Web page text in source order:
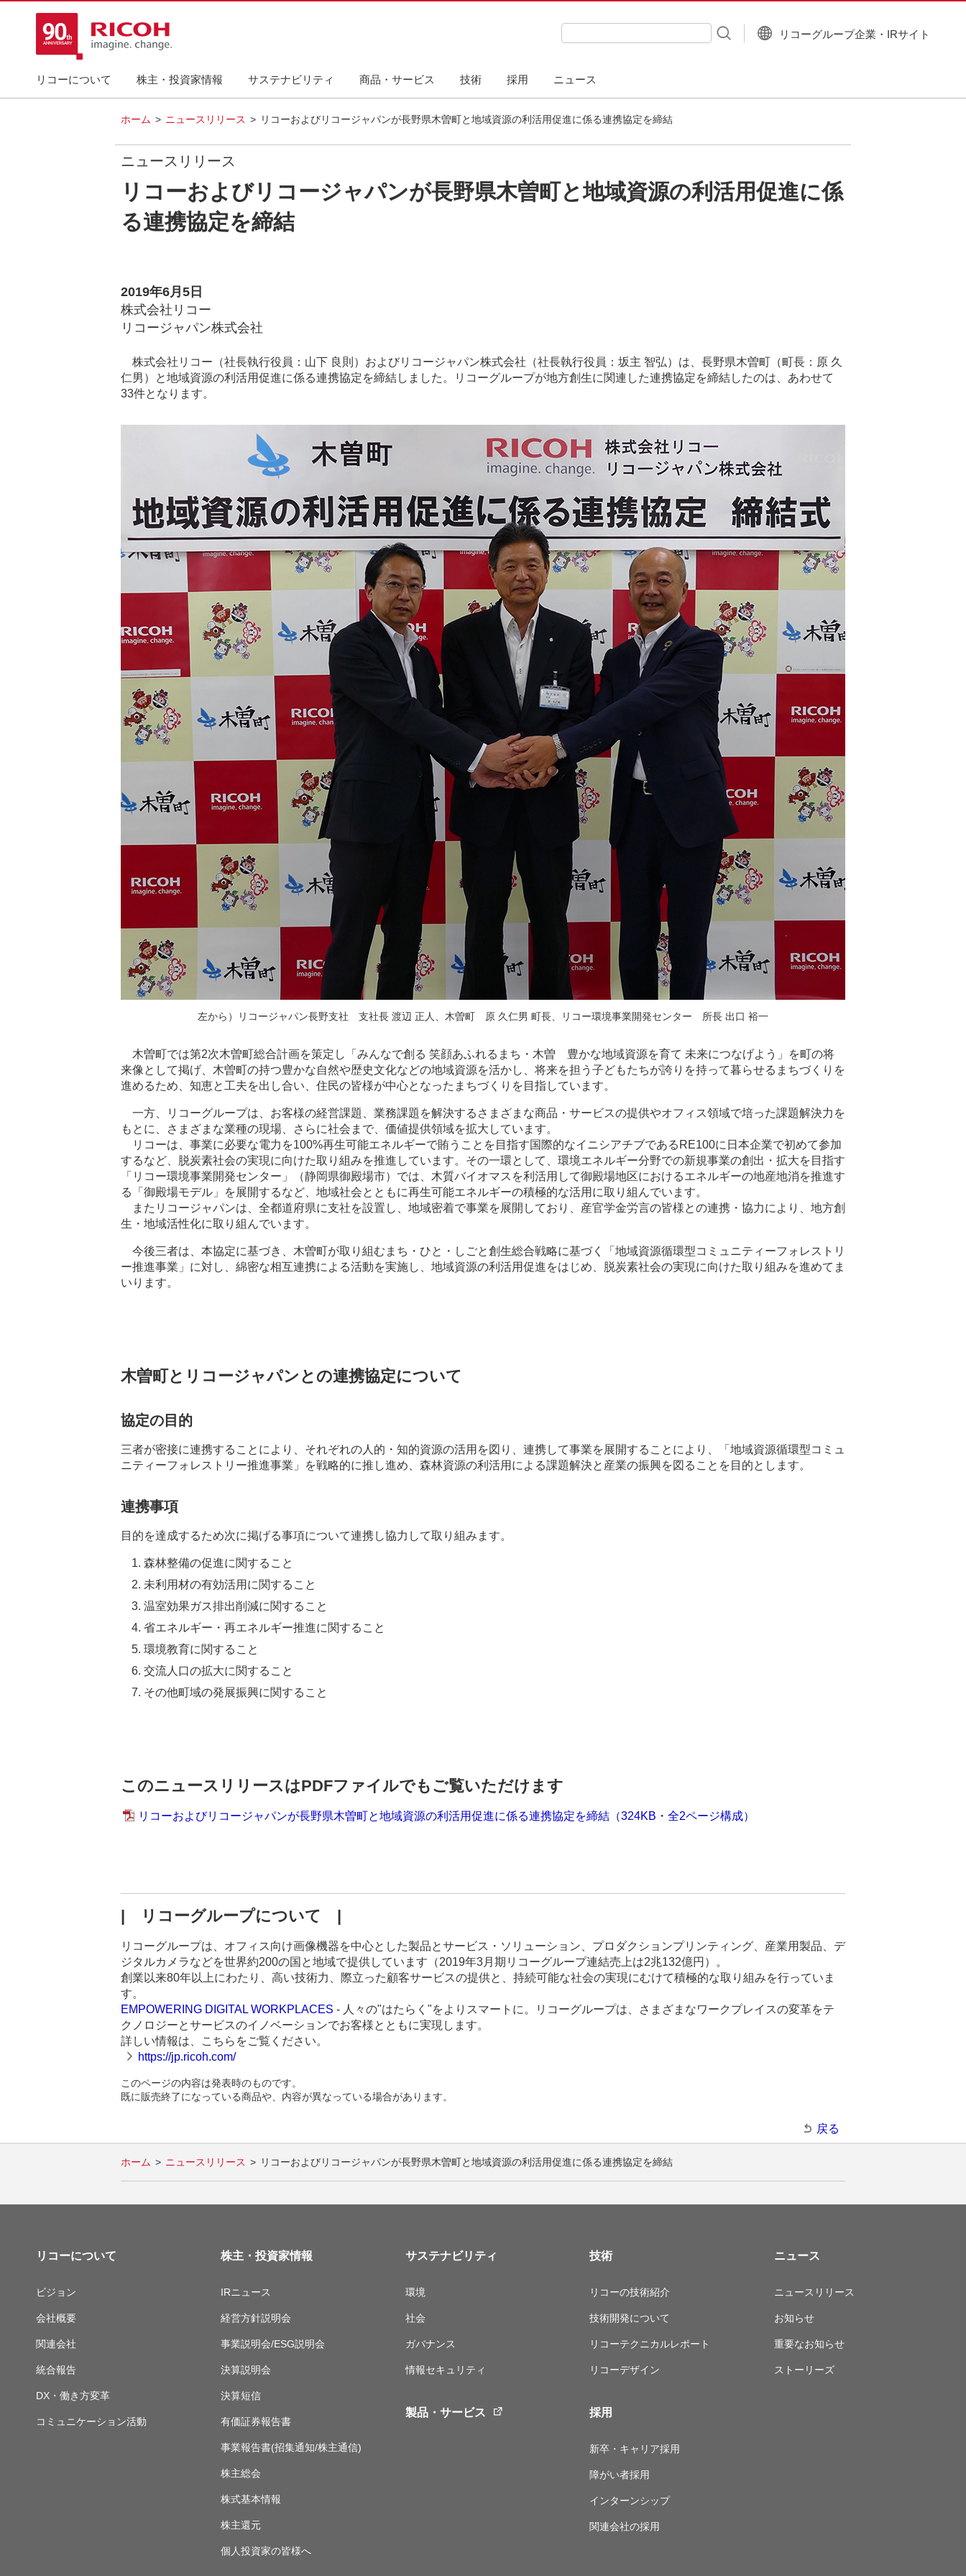
リコーについて 株主・投資家情報 サステナビリティ 商品・サービス 技術 採用 ニュース
検索キーワード入力
リコーグループ企業・IRサイト
ホーム ニュースリリース リコーおよびリコージャパンが長野県木曽町と地域資源の利活用促進に係る連携協定を締結
ニュースリリース
リコーおよびリコージャパンが長野県木曽町と地域資源の利活用促進に係
る連携協定を締結
2019年6月5日
株式会社リコー
リコージャパン株式会社
株式会社リコー（社長執行役員：山下 良則）およびリコージャパン株式会社（社長執行役員：坂主 智弘）は、長野県木曽町（町長：原 久
仁男）と地域資源の利活用促進に係る連携協定を締結しました。リコーグループが地方創生に関連した連携協定を締結したのは、あわせて
33件となります。
左から）リコージャパン長野支社 支社長 渡辺 正人、木曽町 原 久仁男 町長、リコー環境事業開発センター 所長 出口 裕一
木曽町では第2次木曽町総合計画を策定し「みんなで創る 笑顔あふれるまち・木曽 豊かな地域資源を育て 未来につなげよう」を町の将
来像として掲げ、木曽町の持つ豊かな自然や歴史文化などの地域資源を活かし、将来を担う子どもたちが誇りを持って暮らせるまちづくりを
進めるため、知恵と工夫を出し合い、住民の皆様が中心となったまちづくりを目指しています。
一方、リコーグループは、お客様の経営課題、業務課題を解決するさまざまな商品・サービスの提供やオフィス領域で培った課題解決力を
もとに、さまざまな業種の現場、さらに社会まで、価値提供領域を拡大しています。
リコーは、事業に必要な電力を100%再生可能エネルギーで賄うことを目指す国際的なイニシアチブであるRE100に日本企業で初めて参加
するなど、脱炭素社会の実現に向けた取り組みを推進しています。その一環として、環境エネルギー分野での新規事業の創出・拡大を目指す
「リコー環境事業開発センター」（静岡県御殿場市）では、木質バイオマスを利活用して御殿場地区におけるエネルギーの地産地消を推進す
る「御殿場モデル」を展開するなど、地域社会とともに再生可能エネルギーの積極的な活用に取り組んでいます。
またリコージャパンは、全都道府県に支社を設置し、地域密着で事業を展開しており、産官学金労言の皆様との連携・協力により、地方創
生・地域活性化に取り組んでいます。
今後三者は、本協定に基づき、木曽町が取り組むまち・ひと・しごと創生総合戦略に基づく「地域資源循環型コミュニティーフォレストリ
ー推進事業」に対し、綿密な相互連携による活動を実施し、地域資源の利活用促進をはじめ、脱炭素社会の実現に向けた取り組みを進めてま
いります。
木曽町とリコージャパンとの連携協定について
協定の目的
三者が密接に連携することにより、それぞれの人的・知的資源の活用を図り、連携して事業を展開することにより、「地域資源循環型コミュ
ニティーフォレストリー推進事業」を戦略的に推し進め、森林資源の利活用による課題解決と産業の振興を図ることを目的とします。
連携事項
目的を達成するため次に掲げる事項について連携し協力して取り組みます。
森林整備の促進に関すること
未利用材の有効活用に関すること
温室効果ガス排出削減に関すること
省エネルギー・再エネルギー推進に関すること
環境教育に関すること
交流人口の拡大に関すること
その他町域の発展振興に関すること
このニュースリリースはPDFファイルでもご覧いただけます
リコーおよびリコージャパンが長野県木曽町と地域資源の利活用促進に係る連携協定を締結（324KB・全2ページ構成）
| リコーグループについて |
リコーグループは、オフィス向け画像機器を中心とした製品とサービス・ソリューション、プロダクションプリンティング、産業用製品、デ
ジタルカメラなどを世界約200の国と地域で提供しています（2019年3月期リコーグループ連結売上は2兆132億円）。
創業以来80年以上にわたり、高い技術力、際立った顧客サービスの提供と、持続可能な社会の実現にむけて積極的な取り組みを行っていま
す。
EMPOWERING DIGITAL WORKPLACES - 人々の"はたらく"をよりスマートに。リコーグループは、さまざまなワークプレイスの変革をテ
クノロジーとサービスのイノベーションでお客様とともに実現します。
詳しい情報は、こちらをご覧ください。
https://jp.ricoh.com/
このページの内容は発表時のものです。
既に販売終了になっている商品や、内容が異なっている場合があります。
戻る
ホーム ニュースリリース リコーおよびリコージャパンが長野県木曽町と地域資源の利活用促進に係る連携協定を締結
リコーについて
ビジョン
会社概要
関連会社
統合報告
DX・働き方変革
コミュニケーション活動
株主・投資家情報
IRニュース
経営方針説明会
事業説明会/ESG説明会
決算説明会
決算短信
有価証券報告書
事業報告書(招集通知/株主通信)
株主総会
株式基本情報
株主還元
個人投資家の皆様へ
サステナビリティ
環境
社会
ガバナンス
情報セキュリティ
製品・サービス
技術
リコーの技術紹介
技術開発について
リコーテクニカルレポート
リコーデザイン
採用
新卒・キャリア採用
障がい者採用
インターンシップ
関連会社の採用
ニュース
ニュースリリース
お知らせ
重要なお知らせ
ストーリーズ